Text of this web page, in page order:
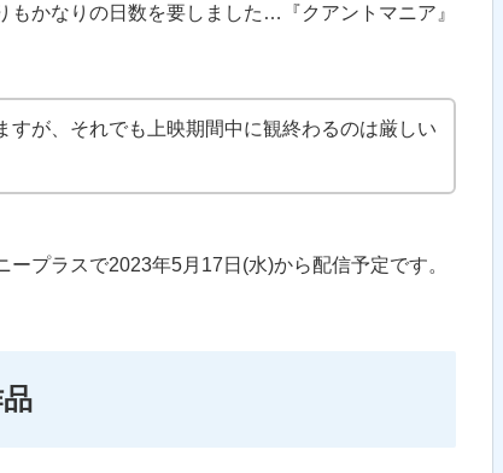
かなりの日数を要しました…『クアントマニア』
が、それでも上映期間中に観終わるのは厳しい
プラスで2023年5月17日(水)から配信予定です。